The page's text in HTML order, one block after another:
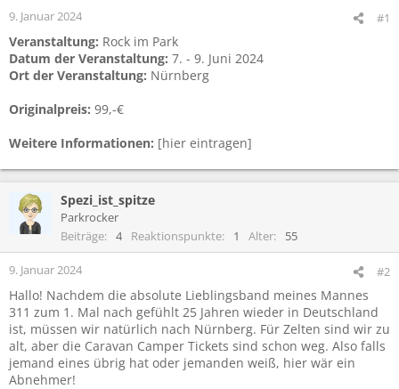
e
r
m
9. Januar 2024 #1
Veranstaltung: Rock im Park
Datum der Veranstaltung: 7. - 9. Juni 2024
Ort der Veranstaltung: Nürnberg
Originalpreis: 99,-€
Weitere Informationen: [hier eintragen]
Spezi_ist_spitze
Parkrocker
Beiträge
4 Reaktionspunkte 1 Alter 55
9. Januar 2024 #2
Hallo! Nachdem die absolute Lieblingsband meines Mannes
311 zum 1. Mal nach gefühlt 25 Jahren wieder in Deutschland
ist, müssen wir natürlich nach Nürnberg. Für Zelten sind wir zu
alt, aber die Caravan Camper Tickets sind schon weg. Also falls
jemand eines übrig hat oder jemanden weiß, hier wär ein
Abnehmer!